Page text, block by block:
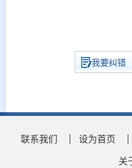
我要纠错
联系我们 设为首页
关